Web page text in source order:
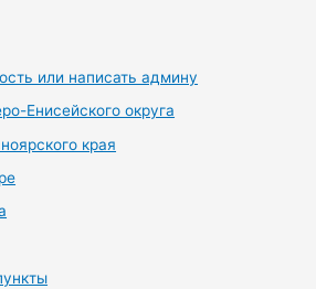
или написать админу
Енисейского округа
края